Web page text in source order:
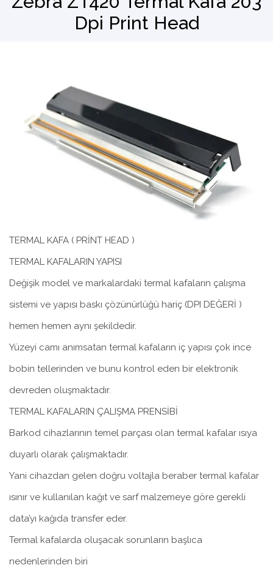
Barkod OkuyucuDpi Print Head
TERMAL KAFA ( PRİNT HEAD )
TERMAL KAFALARIN YAPISI
Değişik model ve markalardaki termal kafaların çalışma
sistemi ve yapısı baskı çözünürlüğü hariç (DPI DEĞERİ )
hemen hemen aynı şekildedir.
Yüzeyi camı anımsatan termal kafaların iç yapısı çok ince
bobin tellerinden ve bunu kontrol eden bir elektronik
devreden oluşmaktadır.
TERMAL KAFALARIN ÇALIŞMA PRENSİBİ
Barkod cihazlarının temel parçası olan termal kafalar ısıya
duyarlı olarak çalışmaktadır.
Yani cihazdan gelen doğru voltajla beraber termal kafalar
ısınır ve kullanılan kağıt ve sarf malzemeye göre gerekli
data’yı kağıda transfer eder.
Termal kafalarda oluşacak sorunların başlıca
nedenlerinden biri